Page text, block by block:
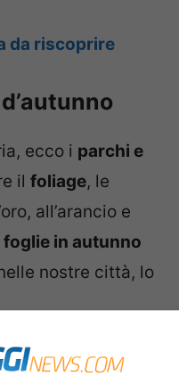
da riscoprire
ecco i parchi e
il foliage, le
all’arancio e
foglie in autunno
nostre città, lo